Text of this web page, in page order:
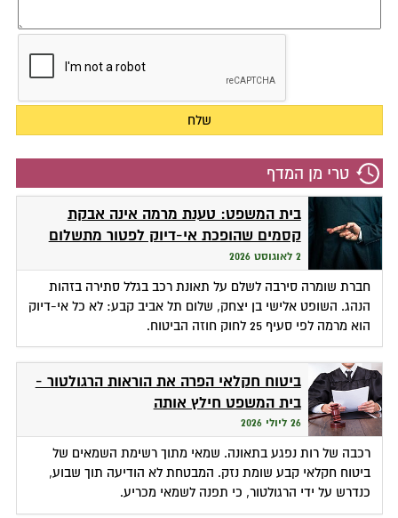
טרי מן המדף
בית המשפט: טענת מרמה אינה אבקת
קסמים שהופכת אי-דיוק לפטור מתשלום
2 לאוגוסט 2026
חברת שומרה סירבה לשלם על תאונת רכב בגלל סתירה בזהות
הנהג. השופט אלישי בן יצחק, שלום תל אביב קבע: לא כל אי-דיוק
הוא מרמה לפי סעיף 25 לחוק חוזה הביטוח.
ביטוח חקלאי הפרה את הוראות הרגולטור -
בית המשפט חילץ אותה
26 ליולי 2026
רכבה של רות נפגע בתאונה. שמאי מתוך רשימת השמאים של
ביטוח חקלאי קבע שומת נזק. המבטחת לא הודיעה תוך שבוע,
כנדרש על ידי הרגולטור, כי תפנה לשמאי מכריע.